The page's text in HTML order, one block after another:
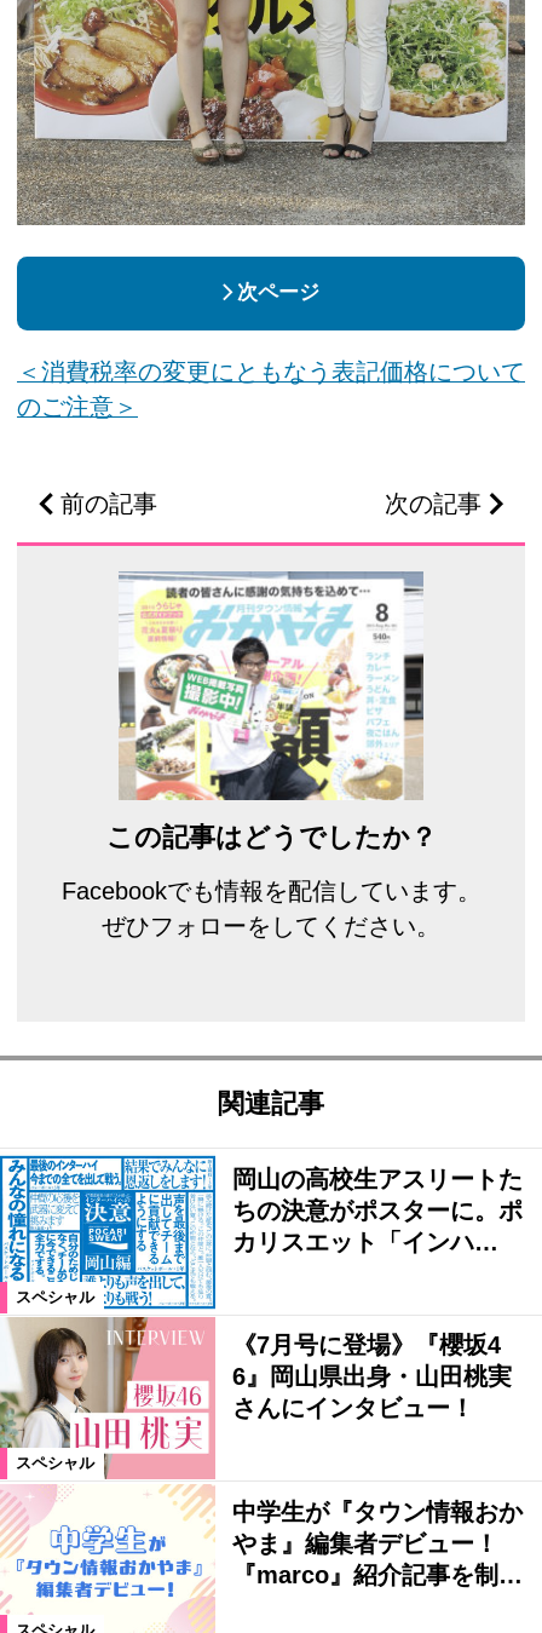
次ページ
＜消費税率の変更にともなう表記価格について
のご注意＞
前の記事 次の記事
この記事はどうでしたか？
Facebookでも情報を配信しています。
ぜひフォローをしてください。
関連記事
スペシャル
岡山の高校生アスリートた
ちの決意がポスターに。ポ
カリスエット「インハ…
スペシャル
《7月号に登場》『櫻坂4
6』岡山県出身・山田桃実
さんにインタビュー！
中学生が『タウン情報おか
やま』編集者デビュー！
『marco』紹介記事を制…